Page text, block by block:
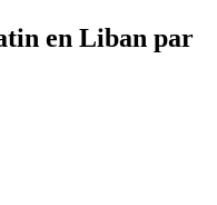
en Liban par